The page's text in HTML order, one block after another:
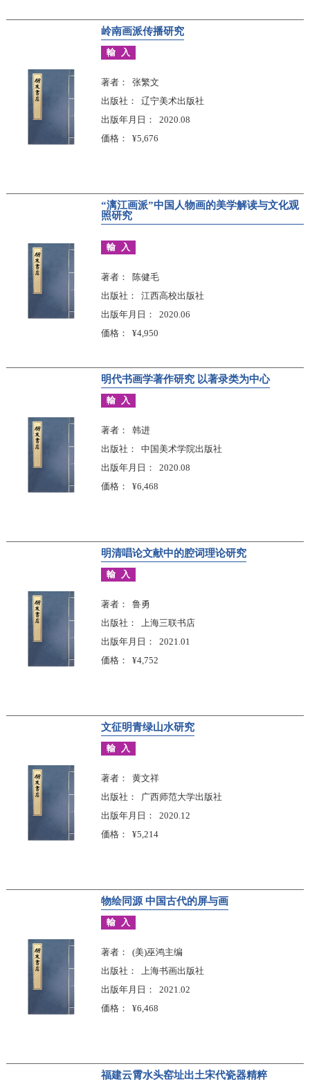
岭南画派传播研究
輸入
著者
张繁文
出版社
辽宁美术出版社
出版年月日
2020.08
価格
¥5,676
“漓江画派”中国人物画的美学解读与文化观
照研究
輸入
著者
陈健毛
出版社
江西高校出版社
出版年月日
2020.06
価格
¥4,950
明代书画学著作研究 以著录类为中心
輸入
著者
韩进
出版社
中国美术学院出版社
出版年月日
2020.08
価格
¥6,468
明清唱论文献中的腔词理论研究
輸入
著者
鲁勇
出版社
上海三联书店
出版年月日
2021.01
価格
¥4,752
文征明青绿山水研究
輸入
著者
黄文祥
出版社
广西师范大学出版社
出版年月日
2020.12
価格
¥5,214
物绘同源 中国古代的屏与画
輸入
著者
(美)巫鸿主编
出版社
上海书画出版社
出版年月日
2021.02
価格
¥6,468
福建云霄水头窑址出土宋代瓷器精粹